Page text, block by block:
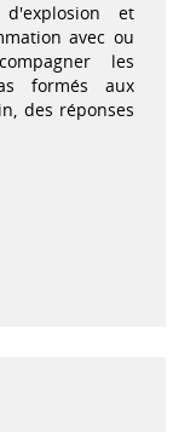
et
avec ou
les
formés aux
des réponses